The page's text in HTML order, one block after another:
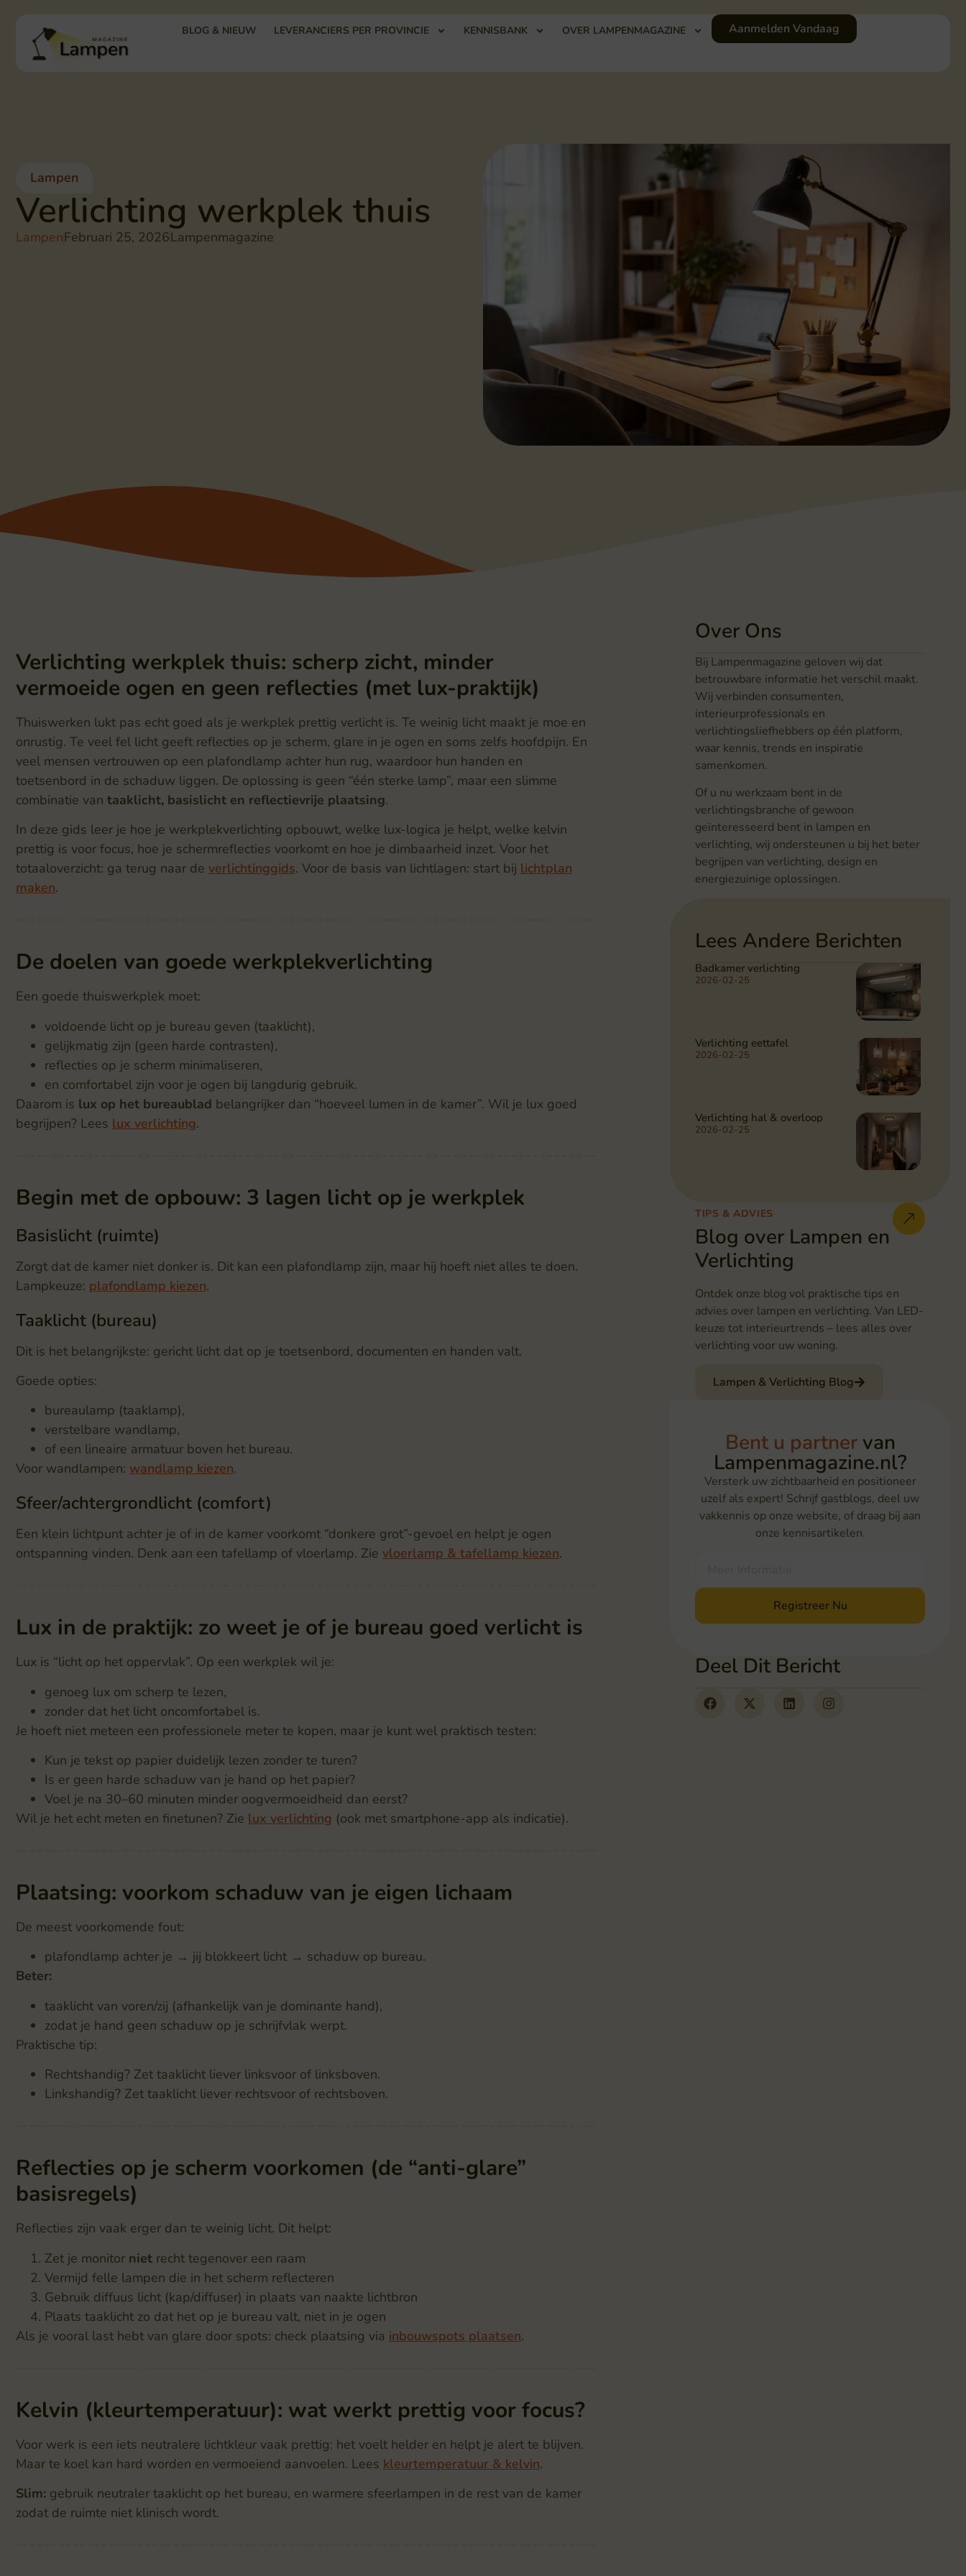
BLOG & NIEUW LEVERANCIERS PER PROVINCIE KENNISBANK OVER LAMPENMAGAZINE Aanmelden Vandaag
Lampen
Verlichting werkplek thuis
LampenFebruari 25, 2026Lampenmagazine
Verlichting werkplek thuis: scherp zicht, minder
vermoeide ogen en geen reflecties (met lux-praktijk)
Thuiswerken lukt pas echt goed als je werkplek prettig verlicht is. Te weinig licht maakt je moe en
onrustig. Te veel fel licht geeft reflecties op je scherm, glare in je ogen en soms zelfs hoofdpijn. En
veel mensen vertrouwen op een plafondlamp achter hun rug, waardoor hun handen en
toetsenbord in de schaduw liggen. De oplossing is geen “één sterke lamp”, maar een slimme
combinatie van taaklicht, basislicht en reflectievrije plaatsing.
In deze gids leer je hoe je werkplekverlichting opbouwt, welke lux-logica je helpt, welke kelvin
prettig is voor focus, hoe je schermreflecties voorkomt en hoe je dimbaarheid inzet. Voor het
totaaloverzicht: ga terug naar de verlichtinggids. Voor de basis van lichtlagen: start bij lichtplan
maken.
De doelen van goede werkplekverlichting
Een goede thuiswerkplek moet:
voldoende licht op je bureau geven (taaklicht),
gelijkmatig zijn (geen harde contrasten),
reflecties op je scherm minimaliseren,
en comfortabel zijn voor je ogen bij langdurig gebruik.
Daarom is lux op het bureaublad belangrijker dan “hoeveel lumen in de kamer”. Wil je lux goed
begrijpen? Lees lux verlichting.
Begin met de opbouw: 3 lagen licht op je werkplek
Basislicht (ruimte)
Zorgt dat de kamer niet donker is. Dit kan een plafondlamp zijn, maar hij hoeft niet alles te doen.
Lampkeuze: plafondlamp kiezen.
Taaklicht (bureau)
Dit is het belangrijkste: gericht licht dat op je toetsenbord, documenten en handen valt.
Goede opties:
bureaulamp (taaklamp),
verstelbare wandlamp,
of een lineaire armatuur boven het bureau.
Voor wandlampen: wandlamp kiezen.
Sfeer/achtergrondlicht (comfort)
Een klein lichtpunt achter je of in de kamer voorkomt “donkere grot”-gevoel en helpt je ogen
ontspanning vinden. Denk aan een tafellamp of vloerlamp. Zie vloerlamp & tafellamp kiezen.
Lux in de praktijk: zo weet je of je bureau goed verlicht is
Lux is “licht op het oppervlak”. Op een werkplek wil je:
genoeg lux om scherp te lezen,
zonder dat het licht oncomfortabel is.
Je hoeft niet meteen een professionele meter te kopen, maar je kunt wel praktisch testen:
Kun je tekst op papier duidelijk lezen zonder te turen?
Is er geen harde schaduw van je hand op het papier?
Voel je na 30–60 minuten minder oogvermoeidheid dan eerst?
Wil je het echt meten en finetunen? Zie lux verlichting (ook met smartphone-app als indicatie).
Plaatsing: voorkom schaduw van je eigen lichaam
De meest voorkomende fout:
plafondlamp achter je → jij blokkeert licht → schaduw op bureau.
Beter:
taaklicht van voren/zij (afhankelijk van je dominante hand),
zodat je hand geen schaduw op je schrijfvlak werpt.
Praktische tip:
Rechtshandig? Zet taaklicht liever linksvoor of linksboven.
Linkshandig? Zet taaklicht liever rechtsvoor of rechtsboven.
Reflecties op je scherm voorkomen (de “anti-glare”
basisregels)
Reflecties zijn vaak erger dan te weinig licht. Dit helpt:
Zet je monitor niet recht tegenover een raam
Vermijd felle lampen die in het scherm reflecteren
Gebruik diffuus licht (kap/diffuser) in plaats van naakte lichtbron
Plaats taaklicht zo dat het op je bureau valt, niet in je ogen
Als je vooral last hebt van glare door spots: check plaatsing via inbouwspots plaatsen.
Kelvin (kleurtemperatuur): wat werkt prettig voor focus?
Voor werk is een iets neutralere lichtkleur vaak prettig: het voelt helder en helpt je alert te blijven.
Maar te koel kan hard worden en vermoeiend aanvoelen. Lees kleurtemperatuur & kelvin.
Slim: gebruik neutraler taaklicht op het bureau, en warmere sfeerlampen in de rest van de kamer
zodat de ruimte niet klinisch wordt.
Over Ons
Bij Lampenmagazine geloven wij dat
betrouwbare informatie het verschil maakt.
Wij verbinden consumenten,
interieurprofessionals en
verlichtingsliefhebbers op één platform,
waar kennis, trends en inspiratie
samenkomen.
Of u nu werkzaam bent in de
verlichtingsbranche of gewoon
geïnteresseerd bent in lampen en
verlichting, wij ondersteunen u bij het beter
begrijpen van verlichting, design en
energiezuinige oplossingen.
Lees Andere Berichten
Badkamer verlichting
2026-02-25
Verlichting eettafel
2026-02-25
Verlichting hal & overloop
2026-02-25
TIPS & ADVIES
Blog over Lampen en
Verlichting
Ontdek onze blog vol praktische tips en
advies over lampen en verlichting. Van LED-
keuze tot interieurtrends – lees alles over
verlichting voor uw woning.
Lampen & Verlichting Blog
Bent u partnervan
Lampenmagazine.nl?
Versterk uw zichtbaarheid en positioneer
uzelf als expert! Schrijf gastblogs, deel uw
vakkennis op onze website, of draag bij aan
onze kennisartikelen.
Registreer Nu
Deel Dit Bericht